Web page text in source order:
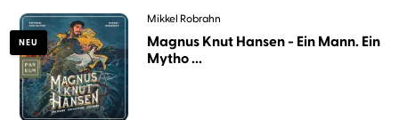
NEU
Mikkel Robrahn
Magnus Knut Hansen - Ein Mann. Ein
Mytho ...